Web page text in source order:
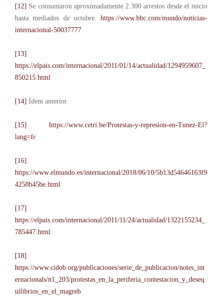
[12] Se consumaron aproximadamente 2.300 arrestos desde el inicio
hasta mediados de octubre. https://www.bbc.com/mundo/noticias-
internacional-50037777
[13]
https://elpais.com/internacional/2011/01/14/actualidad/1294959607_
850215.html
[14] Ídem anterior.
[15]
https://www.cetri.be/Protestas-y-represion-en-Tunez-El?
lang=fr
[16]
https://www.elmundo.es/internacional/2018/06/10/5b13d54646163f9
4258b45be.html
[17]
https://elpais.com/internacional/2011/11/24/actualidad/1322155234_
785447.html
[18]
https://www.cidob.org/publicaciones/serie_de_publicacion/notes_int
ernacionals/n1_203/protestas_en_la_periferia_contestacion_y_deseq
uilibrios_en_el_magreb